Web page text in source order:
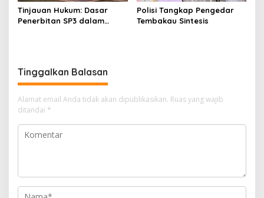
Tinjauan Hukum: Dasar
Penerbitan SP3 dalam
Polisi Tangkap Pengedar
Tembakau Sintesis
Tinggalkan Balasan
Alamat email Anda tidak akan dipublikasikan. Ruas yang wajib
ditandai *